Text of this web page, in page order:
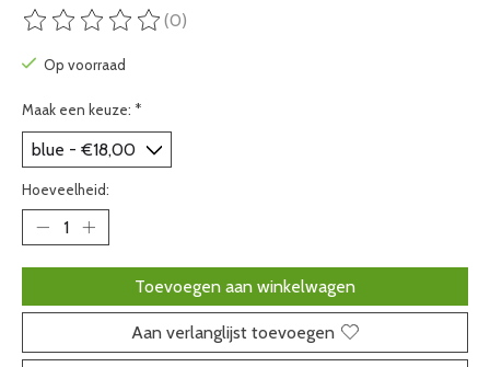
De beoordeling van dit product is
(0)
Op voorraad
Maak een keuze: *
Hoeveelheid:
Toevoegen aan winkelwagen
Aan verlanglijst toevoegen